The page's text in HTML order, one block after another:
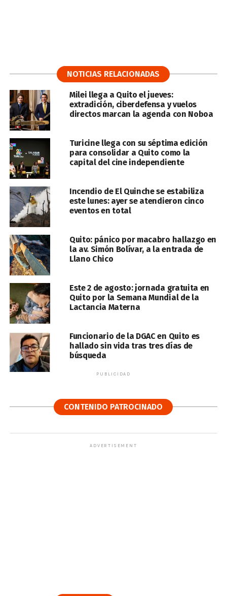
NOTICIAS RELACIONADAS
Milei llega a Quito el jueves:
extradición, ciberdefensa y vuelos
directos marcan la agenda con Noboa
Turicine llega con su séptima edición
para consolidar a Quito como la
capital del cine independiente
Incendio de El Quinche se estabiliza
este lunes: ayer se atendieron cinco
eventos en total
Quito: pánico por macabro hallazgo en
la av. Simón Bolívar, a la entrada de
Llano Chico
Este 2 de agosto: jornada gratuita en
Quito por la Semana Mundial de la
Lactancia Materna
Funcionario de la DGAC en Quito es
hallado sin vida tras tres días de
búsqueda
PUBLICIDAD
CONTENIDO PATROCINADO
ADVERTISEMENT